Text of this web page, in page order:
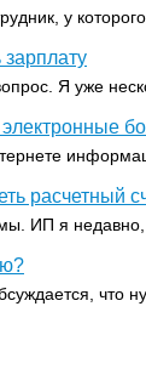
у которого
Я уже
расчетный
ИП я недавно,
что